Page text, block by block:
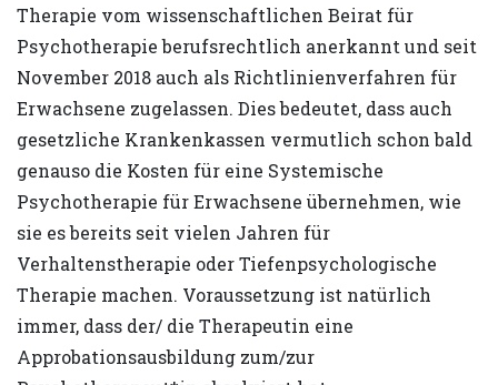
Therapie vom wissenschaftlichen Beirat für
Psychotherapie berufsrechtlich anerkannt und seit
November 2018 auch als Richtlinienverfahren für
Erwachsene zugelassen. Dies bedeutet, dass auch
gesetzliche Krankenkassen vermutlich schon bald
genauso die Kosten für eine Systemische
Psychotherapie für Erwachsene übernehmen, wie
sie es bereits seit vielen Jahren für
Verhaltenstherapie oder Tiefenpsychologische
Therapie machen. Voraussetzung ist natürlich
immer, dass der/ die Therapeutin eine
Approbationsausbildung zum/zur